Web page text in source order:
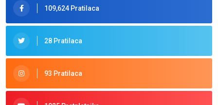
109,624 Pratilaca
28 Pratilaca
93 Pratilaca